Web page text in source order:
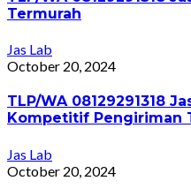
Termurah
Jas Lab
October 20, 2024
TLP/WA 08129291318
Kompetitif Pengiriman
Jas Lab
October 20, 2024